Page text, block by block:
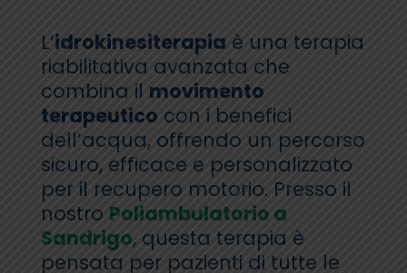
L’idrokinesiterapia è una terapia
riabilitativa avanzata che
combina il movimento
terapeutico con i benefici
dell’acqua, offrendo un percorso
sicuro, efficace e personalizzato
per il recupero motorio. Presso il
nostro Poliambulatorio a
Sandrigo, questa terapia è
pensata per pazienti di tutte le